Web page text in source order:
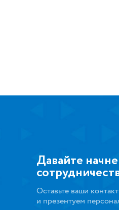
Давайте
Оставьте ваши
и презентуем